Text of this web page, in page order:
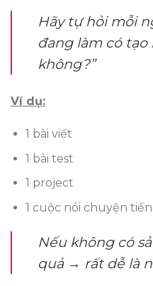
Hãy tự hỏi mỗi
đang làm có
không?”
Ví dụ:
1 bài viết
1 bài test
1 project
1 cuộc nói chuyện
Nếu không có
quả → rất dễ là